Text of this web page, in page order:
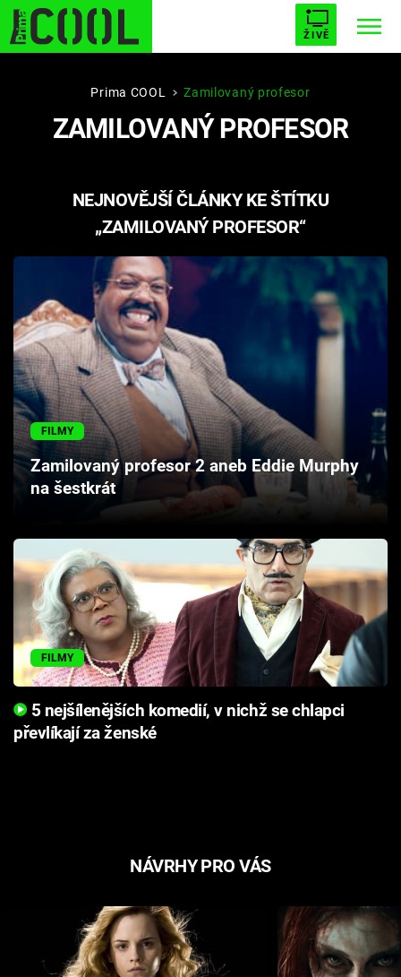
ŽIVĚ
STARHOUSE BUFFY, PŘEMOŽITELKA UPÍRŮ
ESCAPE PLNEJ KOTEL AVENGERS 5
Témata
Seriály
Hry
Cool Esport
Pořady
TV Program
Sledujte prima+
Přihlášení
Sledujte nás
Prima COOL Zamilovaný profesor
ZAMILOVANÝ PROFESOR
NEJNOVĚJŠÍ ČLÁNKY KE ŠTÍTKU
„ZAMILOVANÝ PROFESOR“
FILMY
Zamilovaný profesor 2 aneb Eddie Murphy
na šestkrát
FILMY
5 nejšílenějších komedií, v nichž se chlapci
převlíkají za ženské
NÁVRHY PRO VÁS